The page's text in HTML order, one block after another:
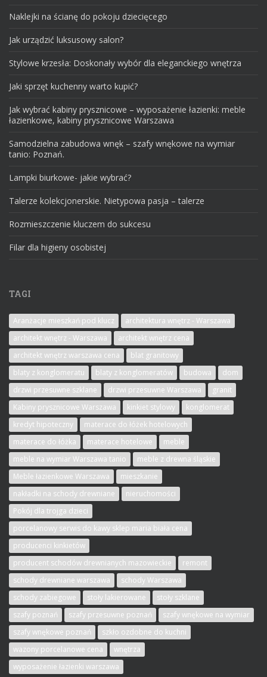
Naklejki na ścianę do pokoju dziecięcego
Jak urządzić luksusowy salon?
Stylowe krzesła: Doskonały wybór dla eleganckiego wnętrza
Jaki sprzęt kuchenny warto kupić?
Jak wybrać kabiny prysznicowe – wyposażenie łazienki: meble
łazienkowe, kabiny prysznicowe Warszawa
Samodzielna zabudowa wnęk – szafy wnękowe na wymiar
tanio: Poznań.
Lampki biurkowe- jakie wybrać?
Talerze kolekcjonerskie. Nietypowa pasja – talerze
Rozmieszczenie kluczem do sukcesu
Filar dla higieny osobistej
TAGI
Aranżacje mieszkań pod klucz
architektura wnętrz - Warszawa
architekt wnętrz - Warszawa
architekt wnętrz cena
architekt wnętrz warszawa cena
blat granitowy
blaty z konglomeratu
blaty z konglomeratów budowa
dom
drzwi przesuwne szklane
drzwi przesuwne Warszawa
granit
Kabiny prysznicowe Warszawa
kinkiet stylowy
konglomerat
kredyt hipoteczny
materace do łóżek hotelowych
materace do łóżka
materace hotelowe
meble
meble na wymiar Warszawa tanio
meble z drewna śląskie
Meble łazienkowe Warszawa
mieszkanie
nakładki na schody drewniane
nieruchomości
Pokój dla trojga dzieci
porcelanowy serwis do kawy sklep maria biała cena
producenci kinkietów
producent schodów drewnianych mazowieckie
remont
schody drewniane warszawa
schody Warszawa
schody zabiegowe
stoły lakierowane
stoły szklane
szafy poznań
szafy przesuwne poznań
szafy wnękowe na wymiar
szafy wnękowe poznań
szkło ozdobne do kuchni
wazony porcelanowe cena
wnętrza
wyposażenie łazienki warszawa